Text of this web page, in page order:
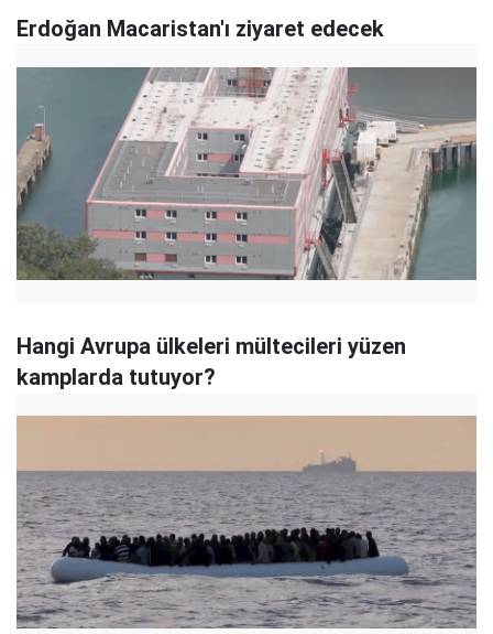
Erdoğan Macaristan'ı ziyaret edecek
Hangi Avrupa ülkeleri mültecileri yüzen
kamplarda tutuyor?